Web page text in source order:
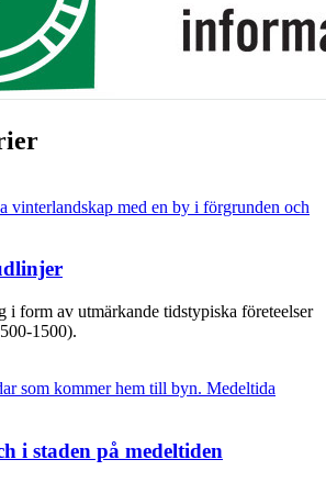
i form av utmärkande tidstypiska företeelser
1500).
i staden på medeltiden